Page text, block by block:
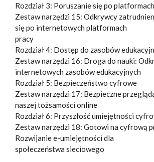
Rozdział 3: Poruszanie się po
Zestaw narzędzi 15: Odkrywcy
się po internetowych platformach
pracy
Rozdział 4: Dostęp do zasobów
Zestaw narzędzi 16: Droga do nauki:
internetowych zasobów edukacyjnych
Rozdział 5: Bezpieczeństwo cyfrowe
Zestaw narzędzi 17: Bezpieczne
naszej tożsamości online
Rozdział 6: Przyszłość umiejętności
Zestaw narzędzi 18: Gotowi na cyfrową
Rozwijanie e-umiejętności dla
społeczeństwa sieciowego